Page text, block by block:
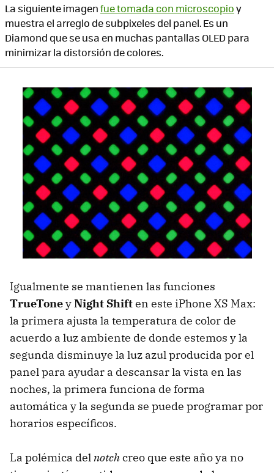
La siguiente imagenfue tomada con microscopioy
muestra el arreglo de subpixeles del panel. Es un
Diamond que se usa en muchas pantallas OLED para
minimizar la distorsión de colores.
Igualmente se mantienen las funciones
TrueToneyNight Shiften este iPhone XS Max:
la primera ajusta la temperatura de color de
acuerdo a luz ambiente de donde estemos y la
segunda disminuye la luz azul producida por el
panel para ayudar a descansar la vista en las
noches, la primera funciona de forma
automática y la segunda se puede programar por
horarios específicos.
La polémica delnotchcreo que este año ya no